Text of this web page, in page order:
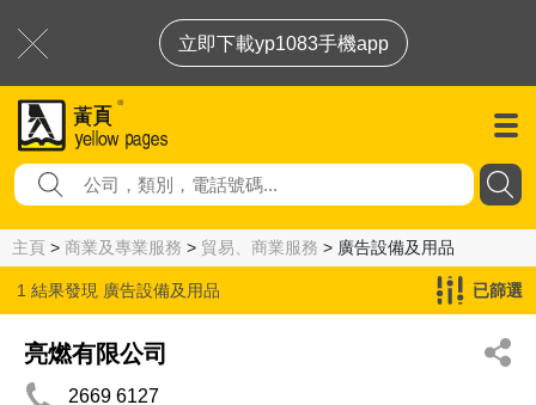
立即下載yp1083手機app
主頁 > 商業及專業服務 > 貿易、商業服務 > 廣告設備及用品
1 結果發現 廣告設備及用品 已篩選
亮燃有限公司
2669 6127